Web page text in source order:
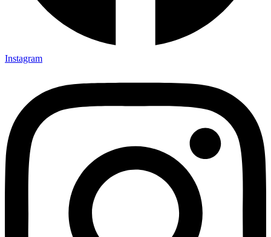
Instagram